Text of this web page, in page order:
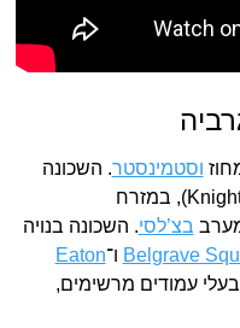
וסטמינסטר. השכונה
גובלת בצפון בנייטסברידג’ (Knightsbridge), במזרח
בצ’לסי. השכונה בנויה
Belgrave ו־‎Eaton
בעלי עמודים מרשימים,